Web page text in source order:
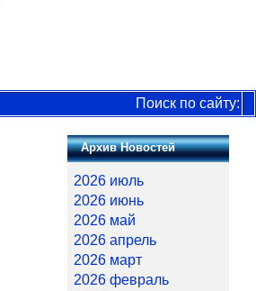
Поиск по сайту:
Архив Новостей
2026 июль
2026 июнь
2026 май
2026 апрель
2026 март
2026 февраль